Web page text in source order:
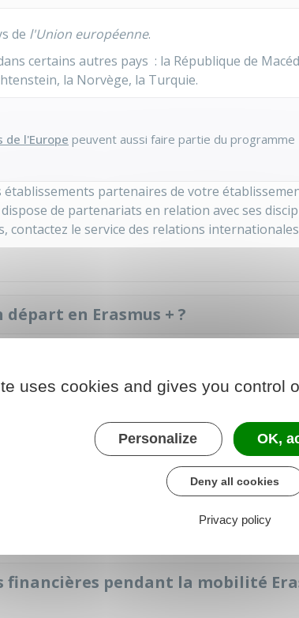
de l'Union européenne.
certains autres pays : la République de
la Norvège, la Turquie.
de l'Europe peuvent aussi faire partie du programme
partenaires de votre
de partenariats en relation avec ses
contactez le service des relations
en Erasmus + ?
supérieur qui organise votre départ.
universitaire
Erasmus +
contactez le service des relations
contrat pédagogiqueavec votre
et l'établissement européen d'accueil.
d'inscription à régler dans l'établissement
financières pendant la mobilité
uses cookies and gives you control
Personalize OK,
Deny all cookies
Privacy policy